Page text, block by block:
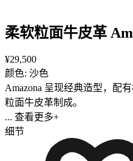
柔软粒面牛皮革
¥29,500
颜色: 沙色
Amazona 呈现经典造型，配
粒面牛皮革制成。
... 查看更多+
细节